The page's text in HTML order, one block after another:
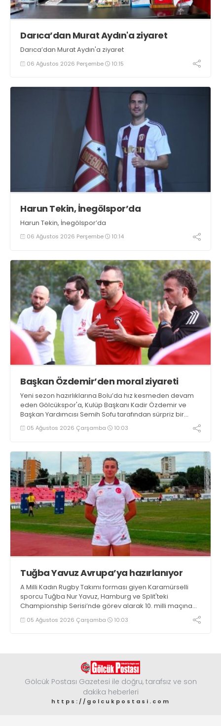
Darıca’dan Murat Aydın'a ziyaret
Darıca’dan Murat Aydın'a ziyaret
06 Ağustos 2026 Perşembe 10:15
Harun Tekin, İnegölspor’da
Harun Tekin, İnegölspor’da
06 Ağustos 2026 Perşembe 10:14
Başkan Özdemir’den moral ziyareti
Yeni sezon hazırlıklarına Bolu’da hız kesmeden devam
eden Gölcükspor'a, Kulüp Başkanı Kadir Özdemir ve
Başkan Yardımcısı Semih Sofu tarafından sürpriz bir
moral ziyareti gerçekleştirildi
05 Ağustos 2026 Çarşamba 10:03
Tuğba Yavuz Avrupa’ya hazırlanıyor
A Milli Kadın Rugby Takımı forması giyen Karamürselli
sporcu Tuğba Nur Yavuz, Hamburg ve Split'teki
Championship Serisi’nde görev alarak 10. milli maçına
çıkma eşiğini geride bıraktı
05 Ağustos 2026 Çarşamba 10:03
Gölcük Postası Gazetesi ile doğru, tarafsız ve son
dakika heberleri
https://golcukpostasi.com